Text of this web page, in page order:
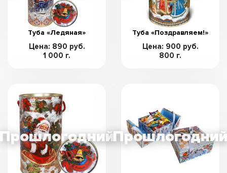
Туба «Ледяная»
Цена: 890 руб.
1 000 г.
Туба «Поздравляем!»
Цена: 900 руб.
800 г.